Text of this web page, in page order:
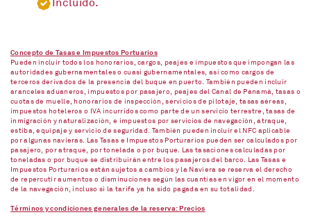
Incluido.
Concepto de Tasas e Impuestos Portuarios
Pueden incluir todos los honorarios, cargos, peajes e impuestos que impongan las
autoridades gubernamentales o cuasi gubernamentales, así como cargos de
terceros derivados de la presencia del buque en puerto. También pueden incluir
aranceles aduaneros, impuestos por pasajero, peajes del Canal de Panamá, tasas o
cuotas de muelle, honorarios de inspección, servicios de pilotaje, tasas aéreas,
impuestos hoteleros o IVA incurridos como parte de un servicio terrestre, tasas de
inmigración y naturalización, e impuestos por servicios de navegación, atraque,
estiba, equipaje y servicio de seguridad. También pueden incluir el NFC aplicable
por algunas navieras. Las Tasas e Impuestos Porturarios pueden ser calculados por
pasajero, por atraque, por tonelada o por buque. Las tasaciones calculadas por
toneladas o por buque se distribuirán entre los pasajeros del barco. Las Tasas e
Impuestos Porturarios están sujetos a cambios y la Naviera se reserva el derecho
de repercutir aumentos o disminuciones según las cuantías en vigor en el momento
de la navegación, incluso si la tarifa ya ha sido pagada en su totalidad.
Términos y condiciones generales de la reserva: Precios